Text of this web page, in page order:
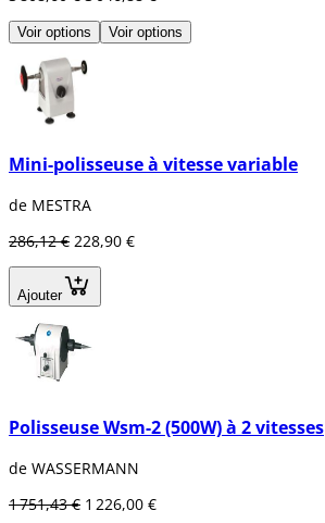
Voir options Voir options
Mini-polisseuse à vitesse variable
de MESTRA
286,12 € 228,90 €
Ajouter
Polisseuse Wsm-2 (500W) à 2 vitesses
de WASSERMANN
1 751,43 € 1 226,00 €